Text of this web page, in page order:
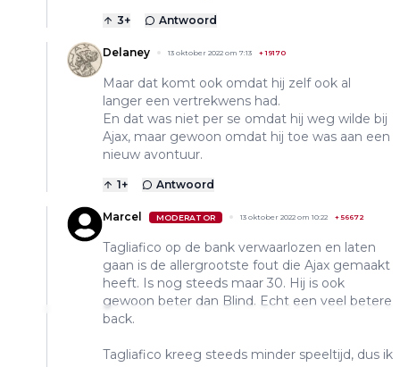
3+ Antwoord
Delaney 13 oktober 2022 om 7:13 +19170
Maar dat komt ook omdat hij zelf ook al
langer een vertrekwens had.
En dat was niet per se omdat hij weg wilde bij
Ajax, maar gewoon omdat hij toe was aan een
nieuw avontuur.
1+ Antwoord
Marcel MODERATOR 13 oktober 2022 om 10:22 +56672
Tagliafico op de bank verwaarlozen en laten
gaan is de allergrootste fout die Ajax gemaakt
heeft. Is nog steeds maar 30. Hij is ook
gewoon beter dan Blind. Echt een veel betere
back.
Tagliafico kreeg steeds minder speeltijd, dus ik